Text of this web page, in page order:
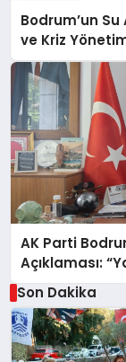
Bodrum’un
ve Kriz
AK Parti
Açıklaması:
Malzeme
Son Dakika